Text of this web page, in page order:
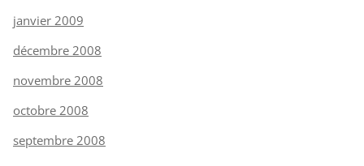
janvier 2009
décembre 2008
novembre 2008
octobre 2008
septembre 2008